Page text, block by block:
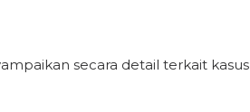
secara detail terkait kasus